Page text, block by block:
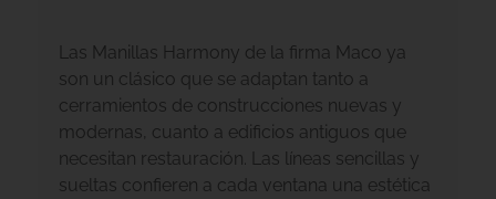
Las Manillas Harmony de la firma Maco ya
son un clásico que se adaptan tanto a
cerramientos de construcciones nuevas y
modernas, cuanto a edificios antiguos que
necesitan restauración. Las líneas sencillas y
sueltas confieren a cada ventana una estética